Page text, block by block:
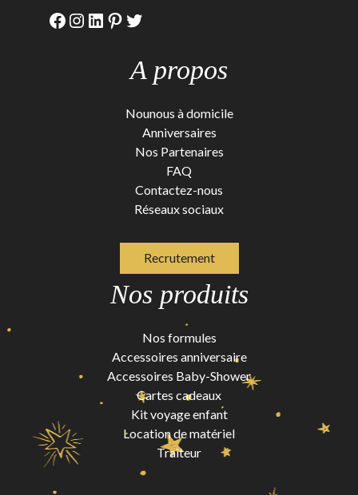
Facebook
Instagram
LinkedIn
Pinterest
Twitter
A propos
Nounous à domicile
Anniversaires
Nos Partenaires
FAQ
Contactez-nous
Réseaux sociaux
Recrutement
Nos produits
Nos formules
Accessoires anniversaire
Accessoires Baby-Shower
Cartes cadeaux
Kit voyage enfant
Location de matériel
Traiteur